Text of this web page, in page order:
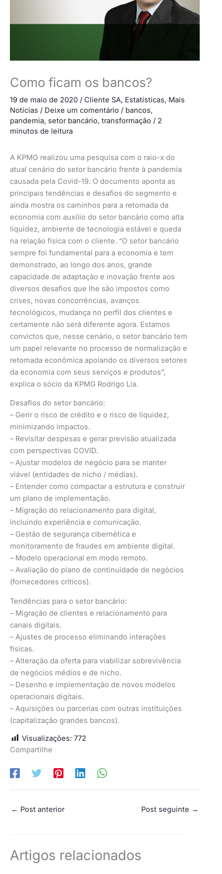
Como ficam os bancos?
19 de maio de 2020 / Cliente SA, Estatísticas, Mais
Notícias / Deixe um comentário / bancos,
pandemia, setor bancário, transformação / 2
minutos de leitura
A KPMG realizou uma pesquisa com o raio-x do
atual cenário do setor bancário frente à pandemia
causada pela Covid-19. O documento aponta as
principais tendências e desafios do segmento e
ainda mostra os caminhos para a retomada da
economia com auxílio do setor bancário como alta
liquidez, ambiente de tecnologia estável e queda
na relação física com o cliente. “O setor bancário
sempre foi fundamental para a economia e tem
demonstrado, ao longo dos anos, grande
capacidade de adaptação e inovação frente aos
diversos desafios que lhe são impostos como
crises, novas concorrências, avanços
tecnológicos, mudança no perfil dos clientes e
certamente não será diferente agora. Estamos
convictos que, nesse cenário, o setor bancário tem
um papel relevante no processo de normalização e
retomada econômica apoiando os diversos setores
da economia com seus serviços e produtos”,
explica o sócio da KPMG Rodrigo Lia.
Desafios do setor bancário:
– Gerir o risco de crédito e o risco de liquidez,
minimizando impactos.
– Revisitar despesas e gerar previsão atualizada
com perspectivas COVID.
– Ajustar modelos de negócio para se manter
viável (entidades de nicho / médias).
– Entender como compactar a estrutura e construir
um plano de implementação.
– Migração do relacionamento para digital,
incluindo experiência e comunicação.
– Gestão de segurança cibernética e
monitoramento de fraudes em ambiente digital.
– Modelo operacional em modo remoto.
– Avaliação do plano de continuidade de negócios
(fornecedores críticos).
Tendências para o setor bancário:
– Migração de clientes e relacionamento para
canais digitais.
– Ajustes de processo eliminando interações
físicas.
– Alteração da oferta para viabilizar sobrevivência
de negócios médios e de nicho.
– Desenho e implementação de novos modelos
operacionais digitais.
– Aquisições ou parcerias com outras instituições
(capitalização grandes bancos).
Visualizações: 772
Compartilhe
← Post anterior Post seguinte →
Artigos relacionados